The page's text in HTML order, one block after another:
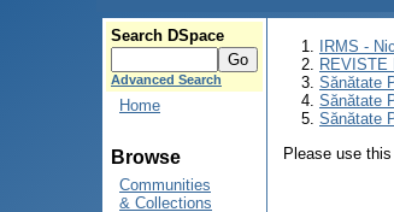
Search DSpace
Advanced Search
Home
Browse
Communities
& Collections
IRMS -
REVISTE
Sănătate
Sănătate
Sănătate
Please use